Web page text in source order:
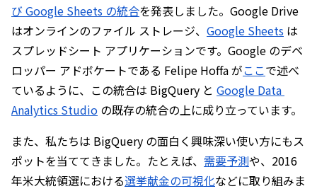
び Google Sheets の統合を発表しました。Google Drive
はオンラインのファイル ストレージ、 Google Sheets は
スプレッドシート アプリケーションです。Google のデベ
ロッパー アドボケートである Felipe Hoffa がここで述べ
ているように、この統合は BigQuery と Google Data
Analytics Studio の既存の統合の上に成り立っています。
また、私たちは BigQuery の面白く興味深い使い方にもス
ポットを当ててきました。たとえば、 需要予測や、2016
年米大統領選における選挙献金の可視化などに取り組みま